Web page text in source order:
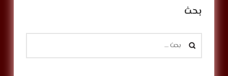
بحث
البحث
عن: